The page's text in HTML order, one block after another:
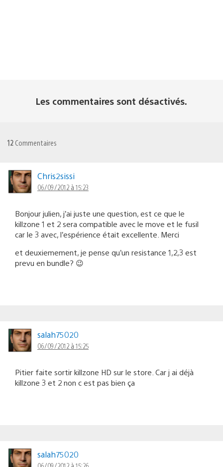
Les commentaires sont désactivés.
12 Commentaires
Chris2sissi
06/09/2012 à 15:23
Bonjour julien, j’ai juste une question, est ce que le
killzone 1 et 2 sera compatible avec le move et le fusil
car le 3 avec, l’espérience était excellente. Merci
et deuxiemement, je pense qu’un resistance 1,2,3 est
prevu en bundle? 😉
salah75020
06/09/2012 à 15:25
Pitier faite sortir killzone HD sur le store. Car j ai déjà
killzone 3 et 2 non c est pas bien ça
salah75020